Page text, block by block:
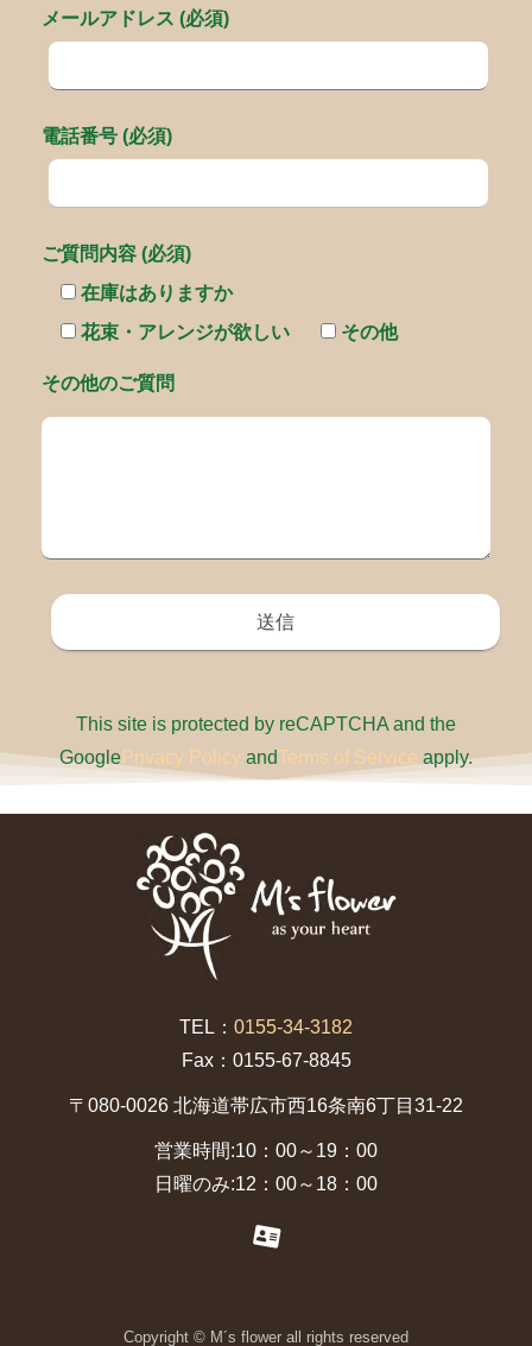
メールアドレス (必須)
電話番号 (必須)
ご質問内容 (必須)
在庫はありますか
花束・アレンジが欲しい
その他
その他のご質問
This site is protected by reCAPTCHA and the
GooglePrivacy Policy andTerms of Service apply.
TEL： 0155-34-3182
Fax：0155-67-8845
〒080-0026 北海道帯広市西16条南6丁目31-22
営業時間:10：00～19：00
日曜のみ:12：00～18：00
Copyright © M´s flower all rights reserved